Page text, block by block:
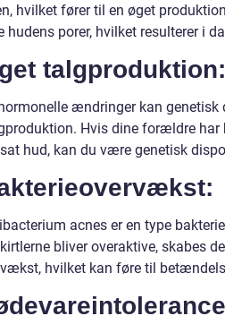
hvilket fører til en øget
hudens porer, hvilket resulterer i
talgproduktion:
ændringer kan
Hvis dine forældre
hud, kan du være genetisk
acnes er en type
bliver overaktive, skabes
hvilket kan føre til